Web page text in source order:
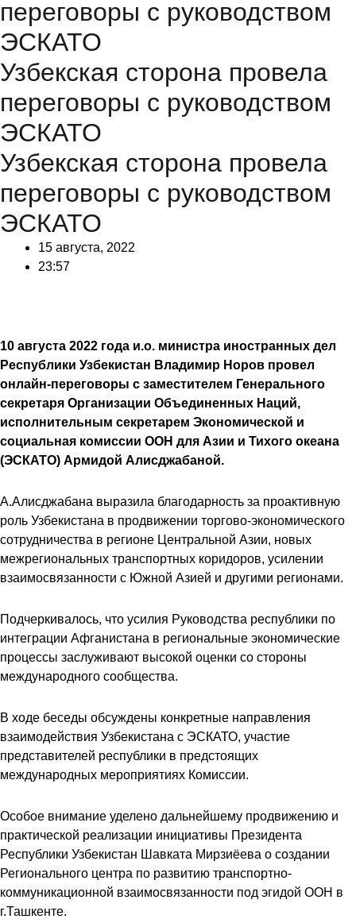
переговоры с руководством
ЭСКАТО
Узбекская сторона провела
переговоры с руководством
ЭСКАТО
Узбекская сторона провела
переговоры с руководством
ЭСКАТО
15 августа, 2022
23:57
10 августа 2022 года и.о. министра иностранных дел
Республики Узбекистан Владимир Норов провел
онлайн-переговоры с заместителем Генерального
секретаря Организации Объединенных Наций,
исполнительным секретарем Экономической и
социальная комиссии ООН для Азии и Тихого океана
(ЭСКАТО) Армидой Алисджабаной.
А.Алисджабана выразила благодарность за проактивную
роль Узбекистана в продвижении торгово-экономического
сотрудничества в регионе Центральной Азии, новых
межрегиональных транспортных коридоров, усилении
взаимосвязанности с Южной Азией и другими регионами.
Подчеркивалось, что усилия Руководства республики по
интеграции Афганистана в региональные экономические
процессы заслуживают высокой оценки со стороны
международного сообщества.
В ходе беседы обсуждены конкретные направления
взаимодействия Узбекистана с ЭСКАТО, участие
представителей республики в предстоящих
международных мероприятиях Комиссии.
Особое внимание уделено дальнейшему продвижению и
практической реализации инициативы Президента
Республики Узбекистан Шавката Мирзиёева о создании
Регионального центра по развитию транспортно-
коммуникационной взаимосвязанности под эгидой ООН в
г.Ташкенте.